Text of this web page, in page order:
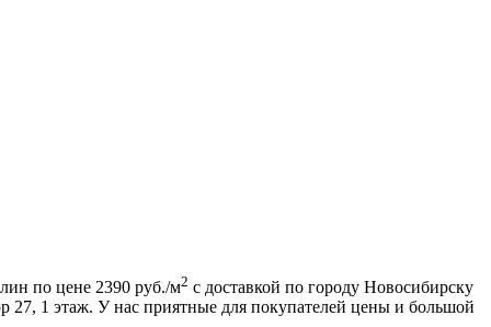
по цене 2390 руб./м2 с доставкой по городу Новосибирску
27, 1 этаж. У нас приятные для покупателей цены и большой